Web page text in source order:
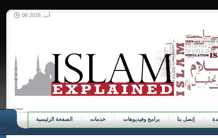
08 آب, 2026
الصفحة الرئيسية خدمات برامج وفيديوهات إتصل بنا